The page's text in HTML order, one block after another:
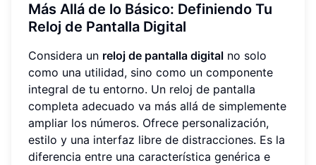
Más Allá de lo Básico: Definiendo Tu
Reloj de Pantalla Digital
Considera un reloj de pantalla digital no solo
como una utilidad, sino como un componente
integral de tu entorno. Un reloj de pantalla
completa adecuado va más allá de simplemente
ampliar los números. Ofrece personalización,
estilo y una interfaz libre de distracciones. Es la
diferencia entre una característica genérica e